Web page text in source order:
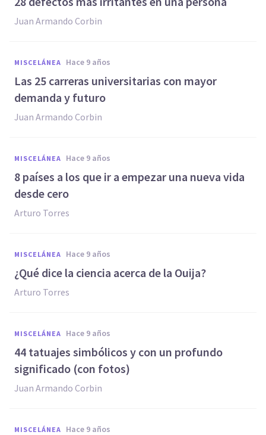
Juan Armando Corbin
MISCELÁNEA hace 9 años
​Las 25 carreras universitarias con mayor
demanda y futuro
Juan Armando Corbin
MISCELÁNEA hace 9 años
​8 países a los que ir a empezar una nueva vida
desde cero
Arturo Torres
MISCELÁNEA hace 9 años
​¿Qué dice la ciencia acerca de la Ouija?
Arturo Torres
MISCELÁNEA hace 9 años
44 tatuajes simbólicos y con un profundo
significado (con fotos)
Juan Armando Corbin
MISCELÁNEA hace 9 años